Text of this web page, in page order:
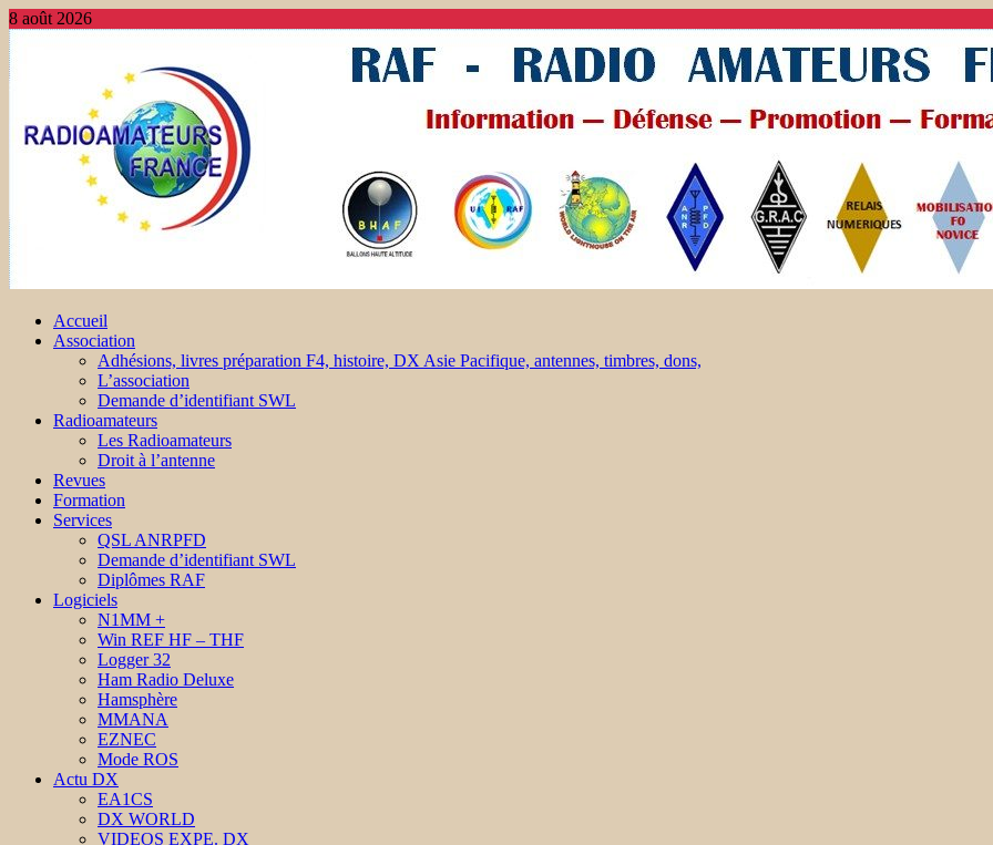
8 août 2026
Accueil
Association
Adhésions, livres préparation F4, histoire, DX Asie Pacifique, antennes, timbres, dons,
L’association
Demande d’identifiant SWL
Radioamateurs
Les Radioamateurs
Droit à l’antenne
Revues
Formation
Services
QSL ANRPFD
Demande d’identifiant SWL
Diplômes RAF
Logiciels
N1MM +
Win REF HF – THF
Logger 32
Ham Radio Deluxe
Hamsphère
MMANA
EZNEC
Mode ROS
Actu DX
EA1CS
DX WORLD
VIDEOS EXPE. DX